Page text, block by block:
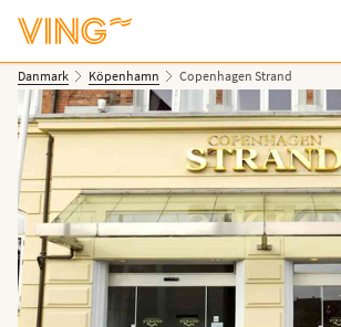
Danmark Köpenhamn Copenhagen Strand
Se bilder